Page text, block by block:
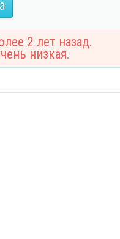
2 лет назад.
низкая.